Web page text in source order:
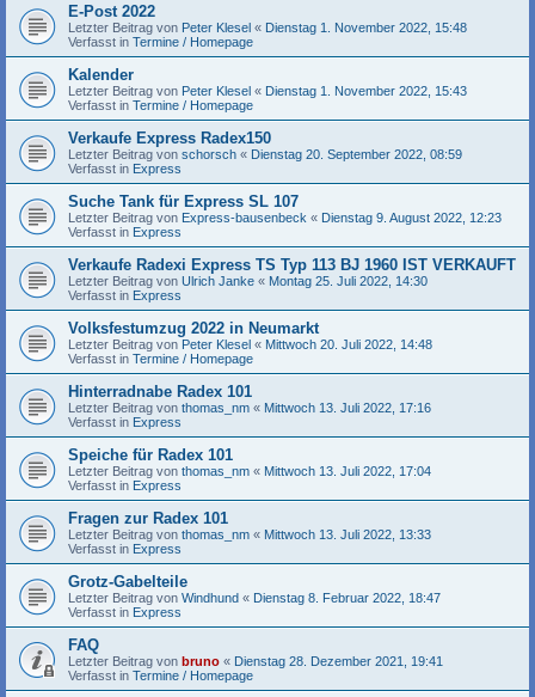
E-Post 2022
Letzter Beitrag von Peter Klesel « Dienstag 1. November 2022, 15:48
Verfasst in Termine / Homepage
Kalender
Letzter Beitrag von Peter Klesel « Dienstag 1. November 2022, 15:43
Verfasst in Termine / Homepage
Verkaufe Express Radex150
Letzter Beitrag von schorsch « Dienstag 20. September 2022, 08:59
Verfasst in Express
Suche Tank für Express SL 107
Letzter Beitrag von Express-bausenbeck « Dienstag 9. August 2022, 12:23
Verfasst in Express
Verkaufe Radexi Express TS Typ 113 BJ 1960 IST VERKAUFT
Letzter Beitrag von Ulrich Janke « Montag 25. Juli 2022, 14:30
Verfasst in Express
Volksfestumzug 2022 in Neumarkt
Letzter Beitrag von Peter Klesel « Mittwoch 20. Juli 2022, 14:48
Verfasst in Termine / Homepage
Hinterradnabe Radex 101
Letzter Beitrag von thomas_nm « Mittwoch 13. Juli 2022, 17:16
Verfasst in Express
Speiche für Radex 101
Letzter Beitrag von thomas_nm « Mittwoch 13. Juli 2022, 17:04
Verfasst in Express
Fragen zur Radex 101
Letzter Beitrag von thomas_nm « Mittwoch 13. Juli 2022, 13:33
Verfasst in Express
Grotz-Gabelteile
Letzter Beitrag von Windhund « Dienstag 8. Februar 2022, 18:47
Verfasst in Express
FAQ
Letzter Beitrag von bruno « Dienstag 28. Dezember 2021, 19:41
Verfasst in Termine / Homepage